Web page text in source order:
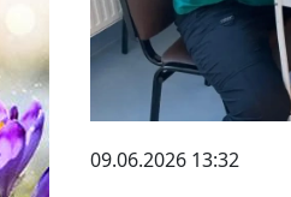
09.06.2026 13:32